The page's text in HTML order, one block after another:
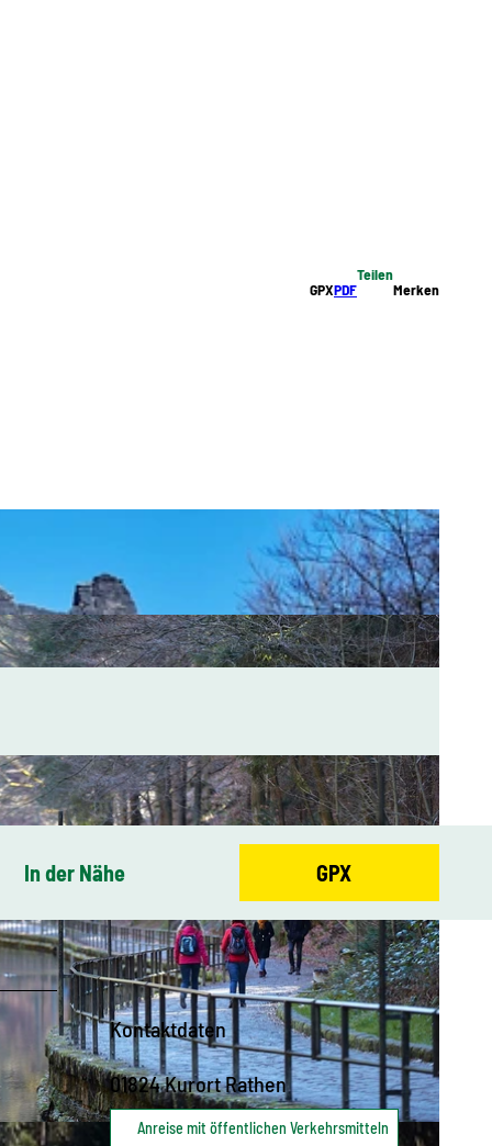
GPXPDF
Teilen
Merken
In der Nähe GPX
Kontaktdaten
01824Kurort Rathen
Anreise mit öffentlichen Verkehrsmitteln